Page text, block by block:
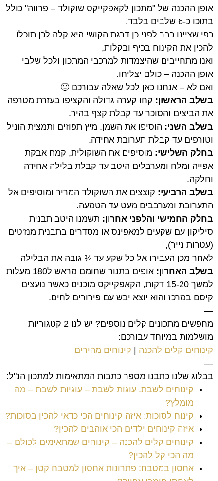
אופן ההכנה של "מתכון לקאפקייקס שוקולד – פרווה" כולל
בתוכו כ-6 שלבים בלבד.
כפי שציינו כבר לפני כן דרגת הקושי היא קלה לכן תוכלו
להכין את הקינוח בכיף ובקלות,
ואנו מתחייבים שהיצמדות למרכבי המתכון ולכל שלבי
אופן ההכנה – כולם יצליחו.
ואם לא – אנחנו כאן לכל שאלה עבורכם 🙂
בשלב הראשון: קחו קערה גדולה והקציפו בעזרת מטרפה
את הביצים והסוכר עד קבלת קצף בהיר.
בשלב השני: הוסיפו את השמן, מיץ תפוזים ותמצית הוניל
וטורפים עד קבלת תערובת אחידה.
בחלק השלישי: מוסיפים את השוקולית, קמח אבקת
אפייה ומלח ומערבלים היטב עד קבלת בלילה אחידה
וחלקה.
בשלב הרביעי: קוצצים את השוקולד המריר ומוסיפים אל
התערובת ומערבבים מעט עד הטמעה.
בחלק החמישי והלפני אחרון: תשמנו היטב תבנית
סיליקון עם שקעים למאפינס או מסדרים בתבנית מנז'טים
(עטרות נייר),
לאחר מכן העבירו אל כל שקע עד ¾ גובה את הבלילה
בשלב האחרון:
אופים בתנור שחומם מראש ל180 מעלות
למשך 15-20 דקות, הקאפקייקס מוכנים כאשר נועצים
קיסם במרכז והוא יוצא יבש עם פירורים לחים.
—
מחפשים מתכונים קלים נוספים? יש לנו 2 קטגוריות
מושלמות במיוחד עבורכם:
קינוחים קלים להכנה | קינוחים מהירים
—
בבלוג שלנו כתבנו מספר כתבות המתאימות למתכון הנ"ל:
קינוחים לשבת: עוגות לשבת – עוגיות לשבת – מה
מומלץ?
קינוח לסוכות: איזה קינוחים הכי כדאי להכין בסוכות?
איזה קינוחים ילדים הכי אוהבים להכין?
קינוחים קלים להכנה – קינוחים שמתאימים לכולם –
מה הכי קל להכין?
אחסון במטבח: פתרונות אחסון למטבח קטן – איך